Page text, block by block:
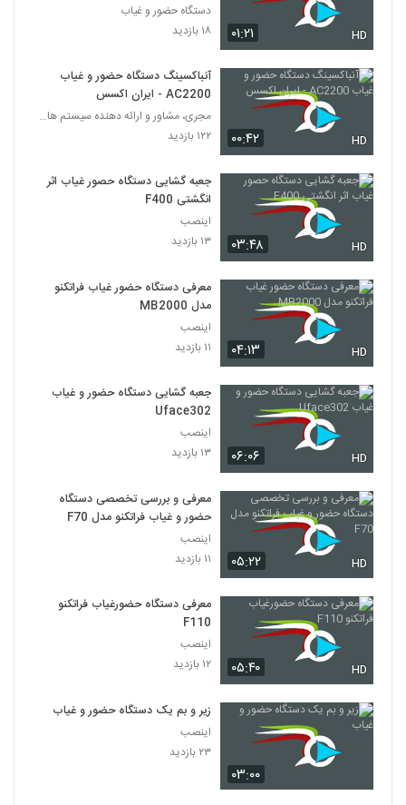
۰۱:۲۱ HD
دستگاه حضور و غیاب
۱۸ بازدید
۰۰:۴۲ HD
آنباکسینگ دستگاه حضور و غیاب
AC2200 - ایران اکسس
مجری، مشاور و ارائه دهنده سیستم های امنیتی
۱۲۲ بازدید
۰۳:۴۸ HD
جعبه گشایی دستگاه حصور غیاب اثر
انگشتی F400
اینصب
۱۳ بازدید
۰۴:۱۳ HD
معرفی دستگاه حضور غیاب فراتکنو
مدل MB2000
اینصب
۱۱ بازدید
۰۶:۰۶ HD
جعبه گشایی دستگاه حضور و غیاب
Uface302
اینصب
۱۳ بازدید
۰۵:۲۲ HD
معرفی و بررسی تخصصی دستگاه
حضور و غیاب فراتکنو مدل F70
اینصب
۱۱ بازدید
۰۵:۴۰ HD
معرفی دستگاه حضورغیاب فراتکنو
F110
اینصب
۱۲ بازدید
۰۳:۰۰
زیر و بم یک دستگاه حضور و غیاب
اینصب
۲۳ بازدید